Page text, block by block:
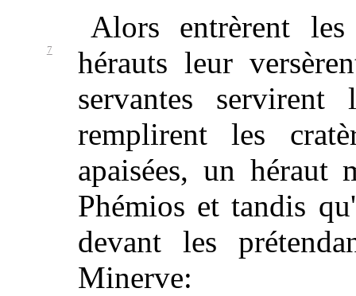
Alors entrèrent les
hérauts leur
7
servantes
remplirent les
apaisées, un
Phémios et tandis
devant les
Minerve: